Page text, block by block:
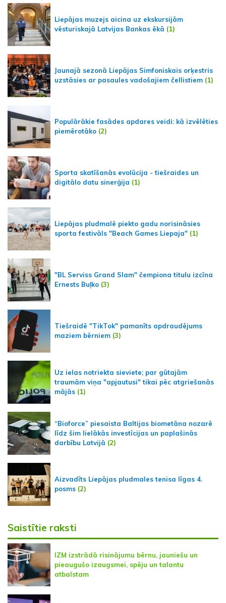
Liepājas muzejs aicina uz ekskursijām
vēsturiskajā Latvijas Bankas ēkā (1)
Jaunajā sezonā Liepājas Simfoniskais orķestris
uzstāsies ar pasaules vadošajiem čellistiem (1)
Populārākie fasādes apdares veidi: kā izvēlēties
piemērotāko (2)
Sporta skatīšanās evolūcija - tiešraides un
digitālo datu sinerģija (1)
Liepājas pludmalē piekto gadu norisināsies
sporta festivāls "Beach Games Liepaja" (1)
"BL Serviss Grand Slam" čempiona titulu izcīna
Ernests Buļko (3)
Tiešraidē "TikTok" pamanīts apdraudējums
maziem bērniem (3)
Uz ielas notriekta sieviete; par gūtajām
traumām viņa "apjautusi" tikai pēc atgriešanās
mājās (1)
“Bioforce” piesaista Baltijas biometāna nozarē
līdz šim lielākās investīcijas un paplašinās
darbību Latvijā (2)
Aizvadīts Liepājas pludmales tenisa līgas 4.
posms (2)
Saistītie raksti
IZM izstrādā risinājumu bērnu, jauniešu un
pieaugušo izaugsmei, spēju un talantu
atbalstam